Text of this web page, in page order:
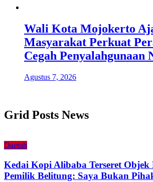
Wali Kota Mojokerto
Masyarakat Perkuat
Cegah Penyalahgunaan
Agustus 7, 2026
Grid Posts News
Daerah
Kedai Kopi Alibaba Terseret Objek
Pemilik Belitung: Saya Bukan